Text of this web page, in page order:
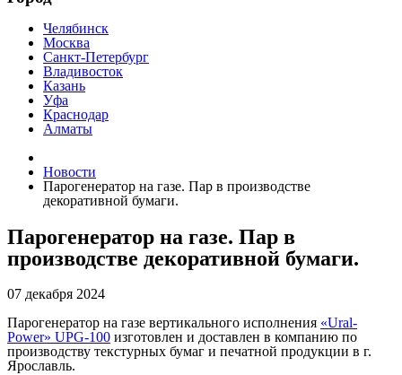
Челябинск
Москва
Санкт-Петербург
Владивосток
Казань
Уфа
Краснодар
Алматы
Новости
Парогенератор на газе. Пар в производстве
декоративной бумаги.
Парогенератор на газе. Пар в
производстве декоративной бумаги.
07 декабря 2024
Парогенератор на газе вертикального исполнения «Ural-
Power» UPG-100 изготовлен и доставлен в компанию по
производству текстурных бумаг и печатной продукции в г.
Ярославль.